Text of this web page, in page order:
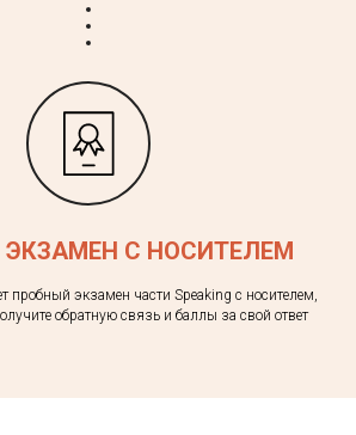
С НОСИТЕЛЕМ
пробный экзамен части Speaking с носителем,
обратную связь и баллы за свой ответ